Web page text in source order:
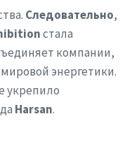
Следовательно,
стала
компании,
энергетики.
укрепило
Harsan.